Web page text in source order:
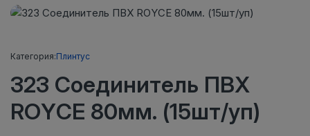
Категория:Плинтус
323 Соединитель ПВХ
ROYCE 80мм. (15шт/уп)